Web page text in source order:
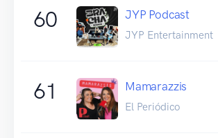
60 JYP Podcast
JYP Entertainment
61 Mamarazzis
El Periódico